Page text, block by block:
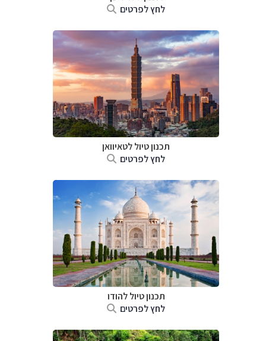
לחץ לפרטים
תכנון טיוללטאיוואן
לחץ לפרטים
תכנון טיוללהודו
לחץ לפרטים